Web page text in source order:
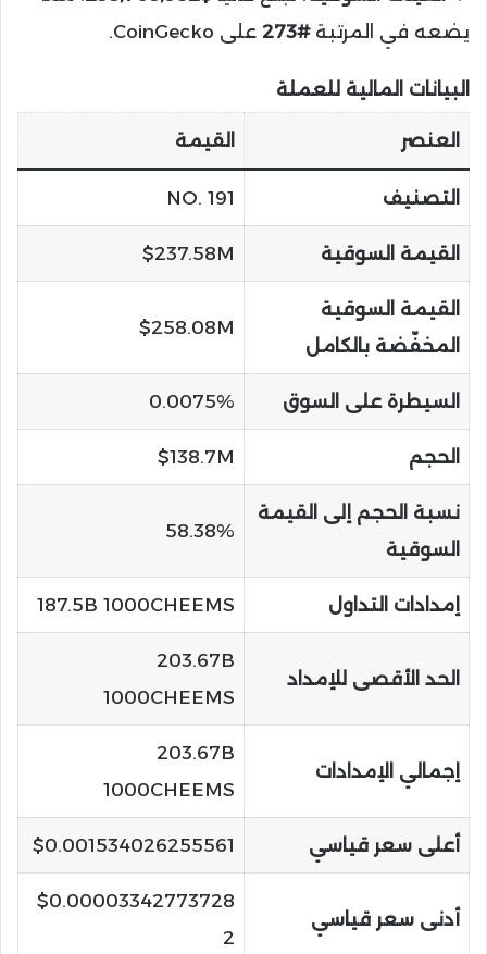
يضعه في المرتبة#273 على CoinGecko.
البيانات المالية للعملة
العنصر القيمة
التصنيف NO. 191
القيمة السوقية $237.58M
القيمة السوقية
المخفّضة بالكامل
$258.08M
السيطرة على السوق 0.0075%
الحجم $138.7M
نسبة الحجم إلى القيمة
السوقية
58.38%
إمدادات التداول 187.5B 1000CHEEMS
الحد الأقصى للإمداد
203.67B
1000CHEEMS
إجمالي الإمدادات
203.67B
1000CHEEMS
أعلى سعر قياسي $0.001534026255561
أدنى سعر قياسي
$0.00003342773728
2